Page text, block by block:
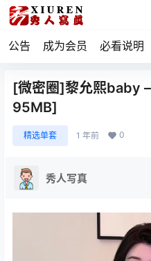
公告 成为会员 必看说明
[微密圈]黎允熙baby
95MB]
精选单套 1 年前 0
秀人写真